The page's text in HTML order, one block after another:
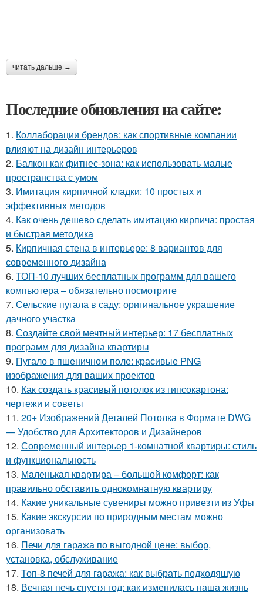
читать дальше →
Последние обновления на сайте:
1. Коллаборации брендов: как спортивные компании
влияют на дизайн интерьеров
2. Балкон как фитнес-зона: как использовать малые
пространства с умом
3. Имитация кирпичной кладки: 10 простых и
эффективных методов
4. Как очень дешево сделать имитацию кирпича: простая
и быстрая методика
5. Кирпичная стена в интерьере: 8 вариантов для
современного дизайна
6. ТОП-10 лучших бесплатных программ для вашего
компьютера – обязательно посмотрите
7. Сельские пугала в саду: оригинальное украшение
дачного участка
8. Создайте свой мечтный интерьер: 17 бесплатных
программ для дизайна квартиры
9. Пугало в пшеничном поле: красивые PNG
изображения для ваших проектов
10. Как создать красивый потолок из гипсокартона:
чертежи и советы
11. 20+ Изображений Деталей Потолка в Формате DWG
— Удобство для Архитекторов и Дизайнеров
12. Современный интерьер 1-комнатной квартиры: стиль
и функциональность
13. Маленькая квартира – большой комфорт: как
правильно обставить однокомнатную квартиру
14. Какие уникальные сувениры можно привезти из Уфы
15. Какие экскурсии по природным местам можно
организовать
16. Печи для гаража по выгодной цене: выбор,
установка, обслуживание
17. Топ-8 печей для гаража: как выбрать подходящую
18. Вечная печь спустя год: как изменилась наша жизнь